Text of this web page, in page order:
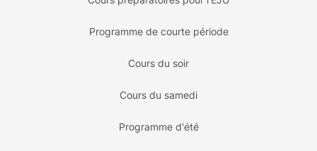
Programme de courte période
Cours du soir
Cours du samedi
Programme d'été